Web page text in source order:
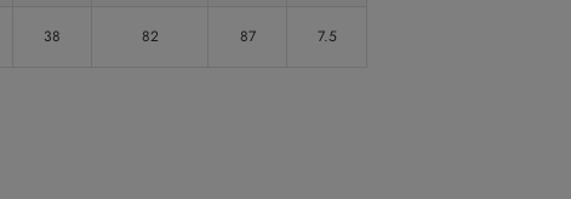
38 82 87 7.5